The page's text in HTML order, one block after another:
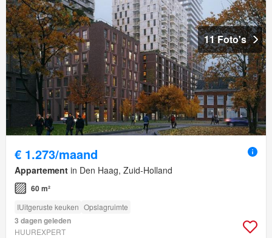
11 Foto's
€ 1.273/maand
Appartement in Den Haag, Zuid-Holland
60 m²
IUitgeruste keuken Opslagruimte
3 dagen geleden
HUUREXPERT